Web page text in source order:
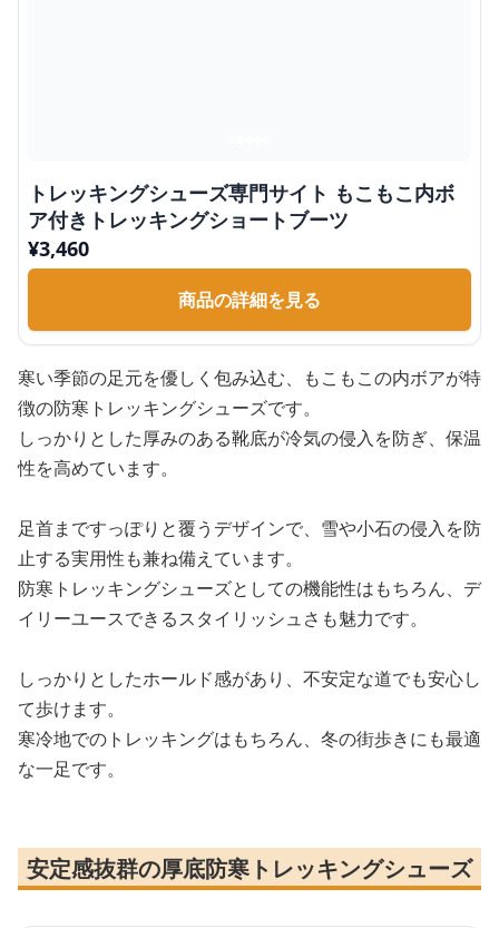
トレッキングシューズ専門サイト もこもこ内ボ
ア付きトレッキングショートブーツ
¥3,460
商品の詳細を見る
寒い季節の足元を優しく包み込む、もこもこの内ボアが特
徴の防寒トレッキングシューズです。
しっかりとした厚みのある靴底が冷気の侵入を防ぎ、保温
性を高めています。
足首まですっぽりと覆うデザインで、雪や小石の侵入を防
止する実用性も兼ね備えています。
防寒トレッキングシューズとしての機能性はもちろん、デ
イリーユースできるスタイリッシュさも魅力です。
しっかりとしたホールド感があり、不安定な道でも安心し
て歩けます。
寒冷地でのトレッキングはもちろん、冬の街歩きにも最適
な一足です。
安定感抜群の厚底防寒トレッキングシューズ